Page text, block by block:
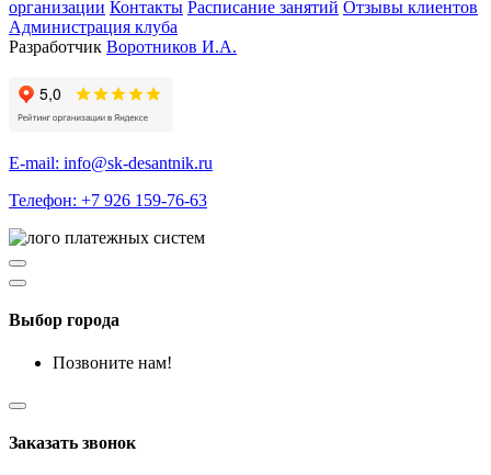
организации Контакты Расписание занятий Отзывы клиентов
Администрация клуба
Разработчик Воротников И.А.
E-mail: info@sk-desantnik.ru
Телефон: +7 926 159-76-63
Выбор города
Позвоните нам!
Заказать звонок